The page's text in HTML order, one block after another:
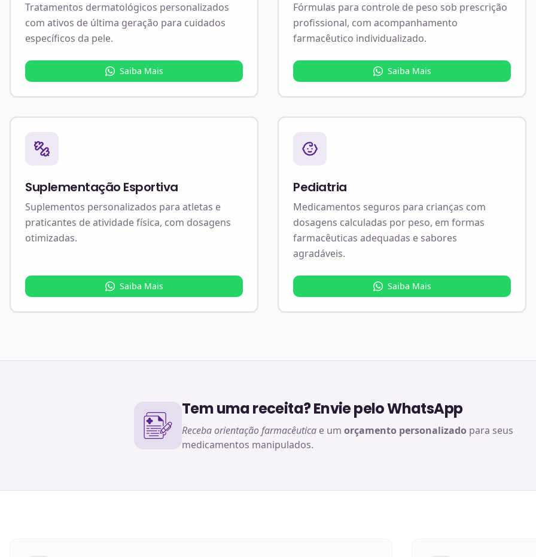
Tratamentos dermatológicos personalizados
com ativos de última geração para cuidados
específicos da pele.
Saiba Mais
Fórmulas para controle de peso sob prescrição
profissional, com acompanhamento
farmacêutico individualizado.
Saiba Mais
Suplementação Esportiva
Suplementos personalizados para atletas e
praticantes de atividade física, com dosagens
otimizadas.
Saiba Mais
Pediatria
Medicamentos seguros para crianças com
dosagens calculadas por peso, em formas
farmacêuticas adequadas e sabores
agradáveis.
Saiba Mais
Tem uma receita? Envie pelo WhatsApp
Receba orientação farmacêutica e um orçamento personalizado para seus
medicamentos manipulados.